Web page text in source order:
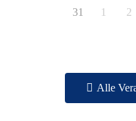
31 1 2
Alle